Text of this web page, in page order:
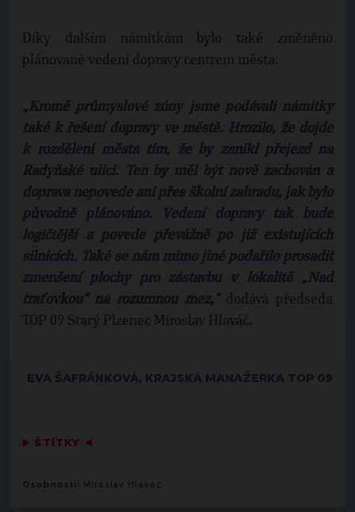
Díky dalším námitkám bylo také změněno
plánované vedení dopravy centrem města.
„Kromě průmyslové zóny jsme podávali námitky
také k řešení dopravy ve městě. Hrozilo, že dojde
k rozdělení města tím, že by zanikl přejezd na
Radyňské ulici. Ten by měl být nově zachován a
doprava nepovede ani přes školní zahradu, jak bylo
původně plánováno. Vedení dopravy tak bude
logičtější a povede převážně po již existujících
silnicích. Také se nám mimo jiné podařilo prosadit
zmenšení plochy pro zástavbu v lokalitě „Nad
traťovkou“ na rozumnou mez,“ dodává předseda
TOP 09 Starý Plzenec Miroslav Hlaváč.
EVA ŠAFRÁNKOVÁ, KRAJSKÁ MANAŽERKA TOP 09
▶ ŠTÍTKY ◀
Osobnosti: Miroslav Hlaváč